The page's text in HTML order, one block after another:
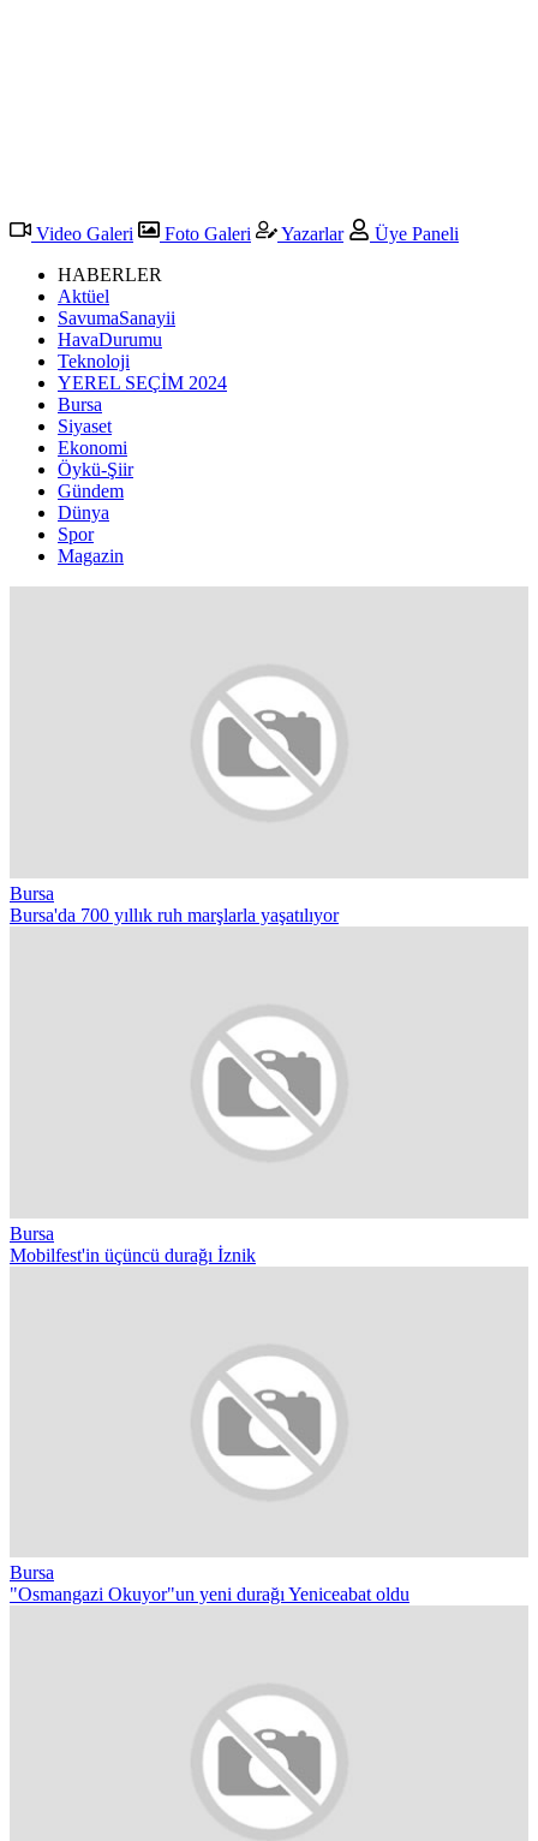
Video Galeri Foto Galeri Yazarlar
Üye Paneli
HABERLER
Aktüel
SavumaSanayii
HavaDurumu
Teknoloji
YEREL SEÇİM 2024
Bursa
Siyaset
Ekonomi
Öykü-Şiir
Gündem
Dünya
Spor
Magazin
Bursa
Bursa'da 700 yıllık ruh marşlarla yaşatılıyor
Bursa
Mobilfest'in üçüncü durağı İznik
Bursa
"Osmangazi Okuyor"un yeni durağı Yeniceabat oldu